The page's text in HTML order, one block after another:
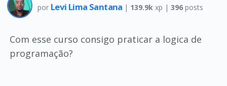
por Levi Lima Santana | 139.9k xp |396 posts
Com esse curso consigo praticar a logica de
programação?